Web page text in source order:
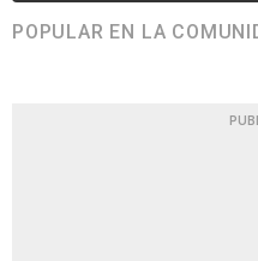
POPULAR EN LA